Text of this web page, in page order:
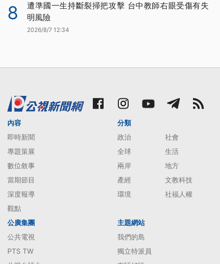
8
遭準國一生持斷裂掃把攻擊 台中教師右眼受傷有失
明風險
2026/8/7 12:34
內容
即時新聞
專題策展
數位敘事
當期節目
深度報導
觀點
分類
政治
社會
全球
生活
兩岸
地方
產經
文教科技
環境
社福人權
公廣集團
公共電視
PTS TW
主題網站
我們的島
獨立特派員